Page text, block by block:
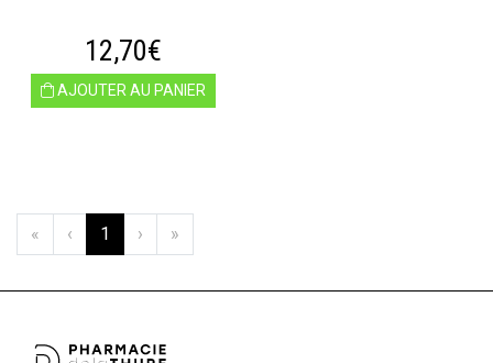
12,70€
AJOUTER AU PANIER
« ‹ 1 › »